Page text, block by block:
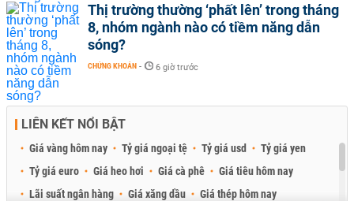
Thị trường thường ‘phất lên’ trong tháng
8, nhóm ngành nào có tiềm năng dẫn
sóng?
CHỨNG KHOÁN - 6 giờ trước
LIÊN KẾT NỔI BẬT
Giá vàng hôm nay Tỷ giá ngoại tệ Tỷ giá usd
Tỷ giá yen
Tỷ giá euro
Giá heo hơi Giá cà phê
Giá tiêu hôm nay
Lãi suất ngân hàng
Giá xăng dầu
Giá thép hôm nay